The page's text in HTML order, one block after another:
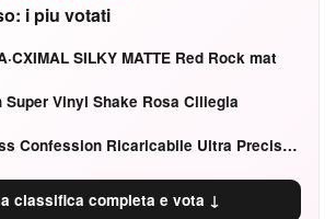
i piu votati
SILKY MATTE Red Rock mat
Super Vinyl Shake Rosa Ciliegia
Hourglass Confession Ricaricabile Ultra Preciso Ad Alta Intensità Secretly Classic Red
classifica completa e vota ↓